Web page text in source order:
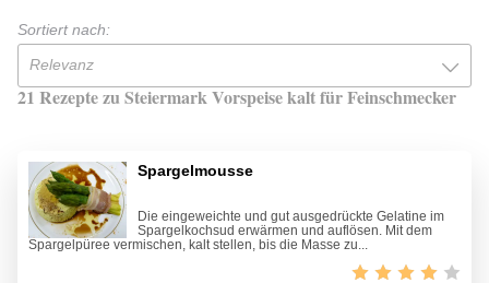
Sortiert nach:
Relevanz
21 Rezepte zu Steiermark Vorspeise kalt für Feinschmecker
Spargelmousse
Die eingeweichte und gut ausgedrückte Gelatine im
Spargelkochsud erwärmen und auflösen. Mit dem
Spargelpüree vermischen, kalt stellen, bis die Masse zu...